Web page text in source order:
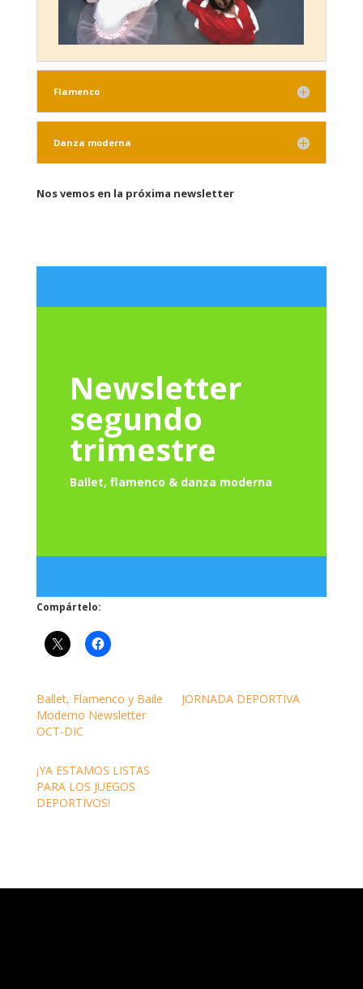
Flamenco
Danza moderna
Nos vemos en la próxima newsletter
Newsletter
segundo
trimestre
Ballet, flamenco & danza moderna
Compártelo:
Ballet, Flamenco y Baile
Moderno Newsletter
OCT-DIC
JORNADA DEPORTIVA
¡YA ESTAMOS LISTAS
PARA LOS JUEGOS
DEPORTIVOS!